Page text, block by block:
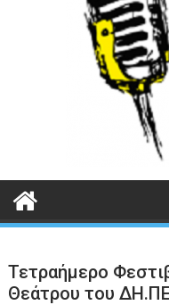
Τετραήμερο
Θεάτρου του